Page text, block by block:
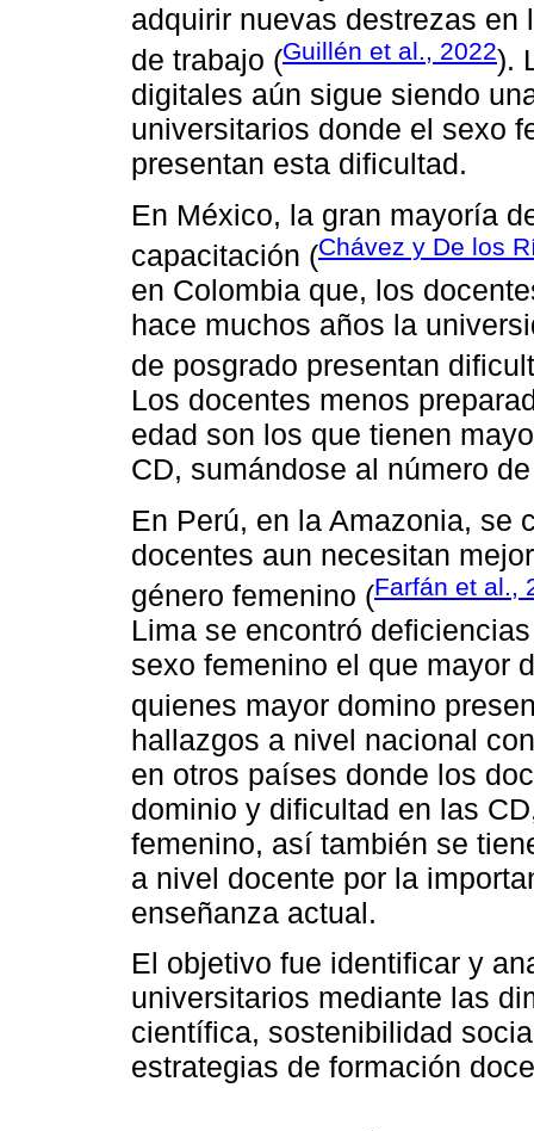
adquirir nuevas destrezas
de trabajo (Guillén et al., 2022).
digitales aún sigue siendo
universitarios donde el sexo
presentan esta dificultad.
En México, la gran mayoría
capacitación (Chávez y De los
en Colombia que, los
hace muchos años la
de posgrado presentan
Los docentes menos
edad son los que tienen
CD, sumándose al número
En Perú, en la Amazonia, se
docentes aun necesitan
género femenino (Farfán et al.,
Lima se encontró
sexo femenino el que mayor
quienes mayor domino
hallazgos a nivel nacional
en otros países donde los
dominio y dificultad en las
femenino, así también se
a nivel docente por la
enseñanza actual.
El objetivo fue identificar y
universitarios mediante las
científica, sostenibilidad
estrategias de formación